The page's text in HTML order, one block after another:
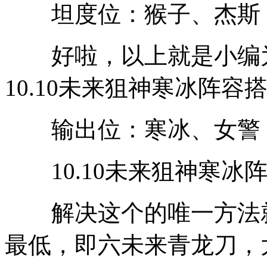
坦度位：猴子、杰斯
好啦，以上就是小编
10.10未来狙神寒冰阵容
输出位：寒冰、女警
10.10未来狙神寒冰阵
解决这个的唯一方法
最低，即六未来青龙刀